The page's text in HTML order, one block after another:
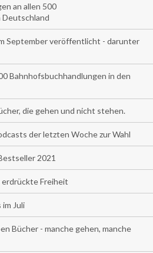
an allen 500
Deutschland
September veröffentlicht - darunter
Bahnhofsbuchhandlungen in den
die gehen und nicht stehen.
der letzten Woche zur Wahl
2021
erdrückte Freiheit
Juli
Bücher - manche gehen, manche